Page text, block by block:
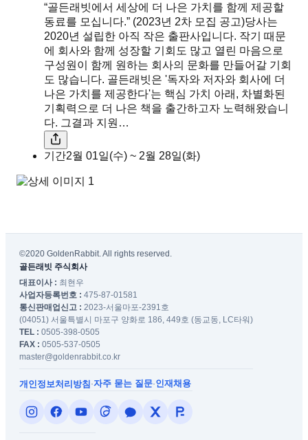
“골든래빗에서 세상에 더 나은 가치를 함께 제공할
동료를 모십니다.” (2023년 2차 모집 공고)당사는
2020년 설립한 아직 작은 출판사입니다. 작기 때문
에 회사와 함께 성장할 기회도 많고 열린 마음으로
구성원이 함께 원하는 회사의 문화를 만들어갈 기회
도 많습니다. 골든래빗은 '독자와 저자와 회사에 더
나은 가치를 제공한다'는 핵심 가치 아래, 차별화된
기획력으로 더 나은 책을 출간하고자 노력해왔습니
다. 그결과 지원…
기간2월 01일(수) ~ 2월 28일(화)
©2020 GoldenRabbit. All rights reserved.
골든래빗 주식회사
대표이사 : 최현우
사업자등록번호 : 475-87-01581
통신판매업신고 : 2023-서울마포-2391호
(04051) 서울특별시 마포구 양화로 186, 449호 (동교동, LC타워)
TEL : 0505-398-0505
FAX : 0505-537-0505
master@goldenrabbit.co.kr
개인정보처리방침 ·자주 묻는 질문·인재채용